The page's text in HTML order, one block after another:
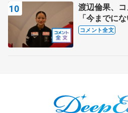
渡辺倫果、
「今までに
れている」
コメント全文